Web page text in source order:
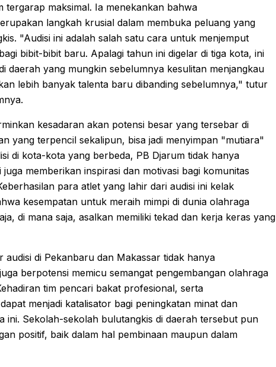
maksimal. Ia menekankan bahwa
langkah krusial dalam membuka peluang yang
"Audisi ini adalah salah satu cara untuk menjemput
bibit-bibit baru. Apalagi tahun ini digelar di tiga kota, ini
daerah yang mungkin sebelumnya kesulitan menjangkau
lebih banyak talenta baru dibanding sebelumnya," tutur
kesadaran akan potensi besar yang tersebar di
yang terpencil sekalipun, bisa jadi menyimpan "mutiara"
di kota-kota yang berbeda, PB Djarum tidak hanya
memberikan inspirasi dan motivasi bagi komunitas
para atlet yang lahir dari audisi ini kelak
kesempatan untuk meraih mimpi di dunia olahraga
di mana saja, asalkan memiliki tekad dan kerja keras yang
di Pekanbaru dan Makassar tidak hanya
berpotensi memicu semangat pengembangan olahraga
tim pencari bakat profesional, serta
menjadi katalisator bagi peningkatan minat dan
ini. Sekolah-sekolah bulutangkis di daerah tersebut pun
positif, baik dalam hal pembinaan maupun dalam